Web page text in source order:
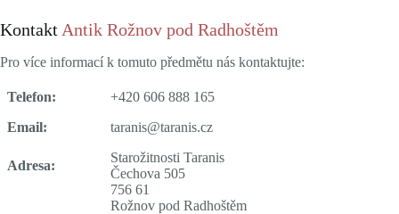
Kontakt Antik Rožnov pod Radhoštěm
Pro více informací k tomuto předmětu nás kontaktujte:
Telefon:
+420 606 888 165
Email:
taranis@taranis.cz
Adresa:
Starožitnosti Taranis
Čechova 505
756 61
Rožnov pod Radhoštěm